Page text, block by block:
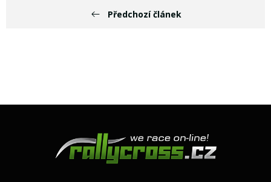
Předchozí článek